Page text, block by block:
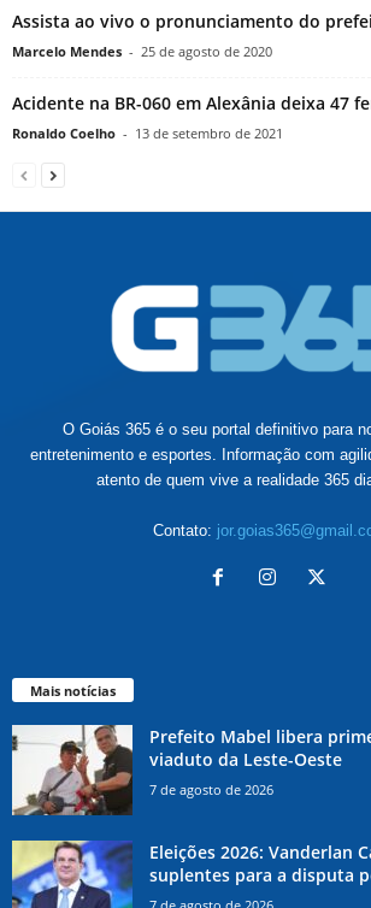
Assista ao vivo o pronunciamento do
Marcelo Mendes - 25 de agosto de 2020
Acidente na BR-060 em Alexânia deixa 47
Ronaldo Coelho - 13 de setembro de 2021
O Goiás 365 é o seu portal definitivo para
entretenimento e esportes. Informação com
atento de quem vive a realidade 365
Contato:
Mais notícias
Prefeito Mabel libera
viaduto da Leste-Oeste
7 de agosto de 2026
Eleições 2026: Vanderlan
suplentes para a disputa